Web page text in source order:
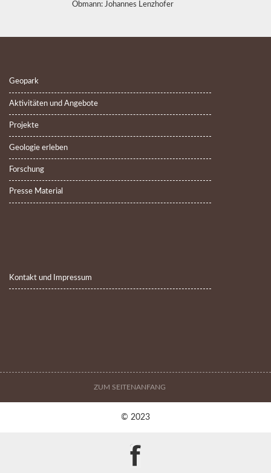
Obmann: Johannes Lenzhofer
Geopark
Aktivitäten und Angebote
Projekte
Geologie erleben
Forschung
Presse Material
Kontakt und Impressum
ZUM SEITENANFANG
© 2023